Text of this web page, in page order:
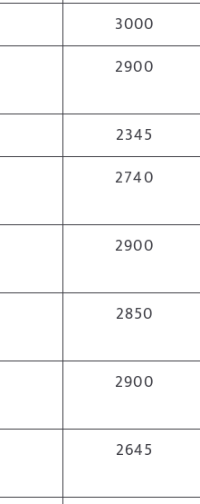
3000
2900
2345
2740
2900
2850
2900
2645